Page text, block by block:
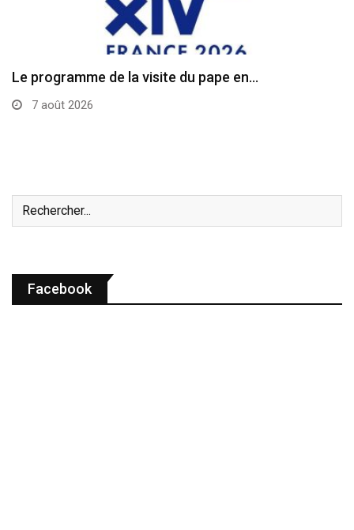
Le programme de la visite du pape en…
7 août 2026
Facebook